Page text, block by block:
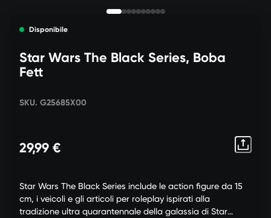
Disponibile
Star Wars The Black Series, Boba
Fett
SKU. G25685X00
29,99 €
Star Wars The Black Series include le action figure da 15
cm, i veicoli e gli articoli per roleplay ispirati alla
tradizione ultra quarantennale della galassia di Star